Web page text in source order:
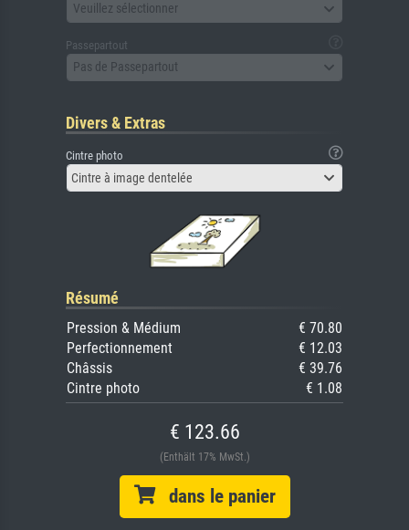
Veuillez sélectionner
Passepartout
Pas de Passepartout
Divers & Extras
Cintre photo
Cintre à image dentelée
Résumé
Pression & Médium
€ 70.80
Perfectionnement
€ 12.03
Châssis
€ 39.76
Cintre photo
€ 1.08
€ 123.66
(Enthält 17% MwSt.)
dans le panier